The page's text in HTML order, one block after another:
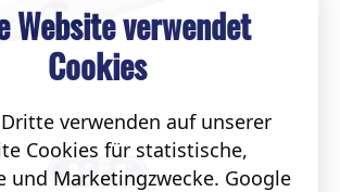
Website verwendet
Cookies
verwenden auf unserer
Cookies für statistische,
und Marketingzwecke. Google